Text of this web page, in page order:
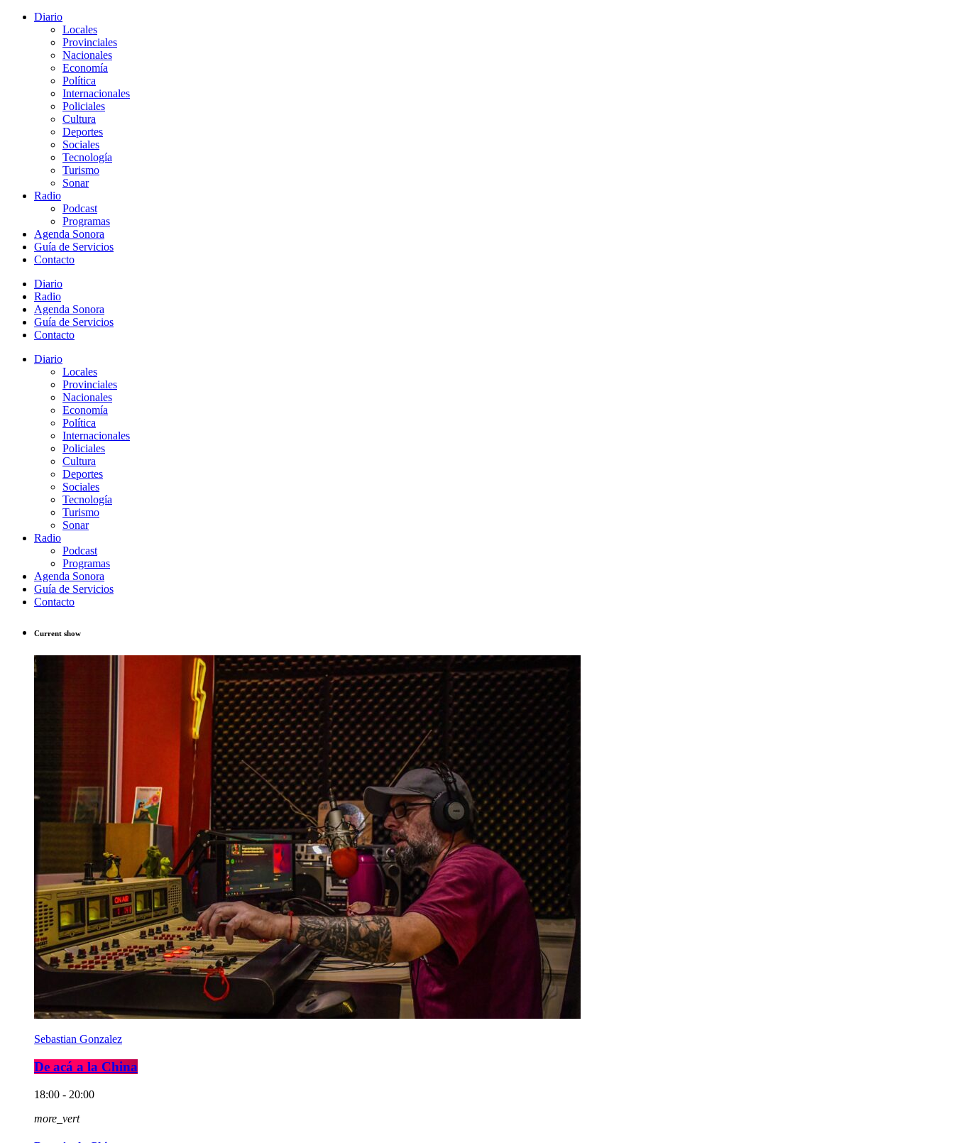
Diario
Locales
Provinciales
Nacionales
Economía
Política
Internacionales
Policiales
Cultura
Deportes
Sociales
Tecnología
Turismo
Sonar
Radio
Podcast
Programas
Agenda Sonora
Guía de Servicios
Contacto
Diario
Radio
Agenda Sonora
Guía de Servicios
Contacto
Diario
Locales
Provinciales
Nacionales
Economía
Política
Internacionales
Policiales
Cultura
Deportes
Sociales
Tecnología
Turismo
Sonar
Radio
Podcast
Programas
Agenda Sonora
Guía de Servicios
Contacto
Current show
Sebastian Gonzalez
De acá a la China
18:00 - 20:00
more_vert